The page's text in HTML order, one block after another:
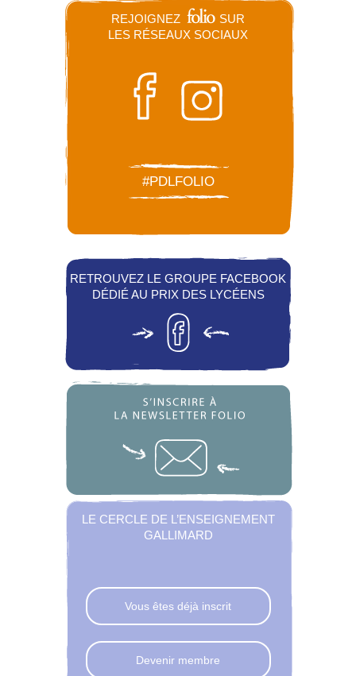
REJOIGNEZ
SUR
LES RÉSEAUX SOCIAUX
#PDLFOLIO
RETROUVEZ LE GROUPE FACEBOOK
DÉDIÉ AU PRIX DES LYCÉENS
LE CERCLE DE L’ENSEIGNEMENT
GALLIMARD
Vous êtes déjà inscrit
Devenir membre